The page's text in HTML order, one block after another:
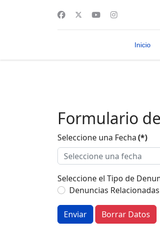
Inicio
Formulario
Seleccione una Fecha(*)
Seleccione el Tipo de
Denuncias
Enviar Borrar Datos